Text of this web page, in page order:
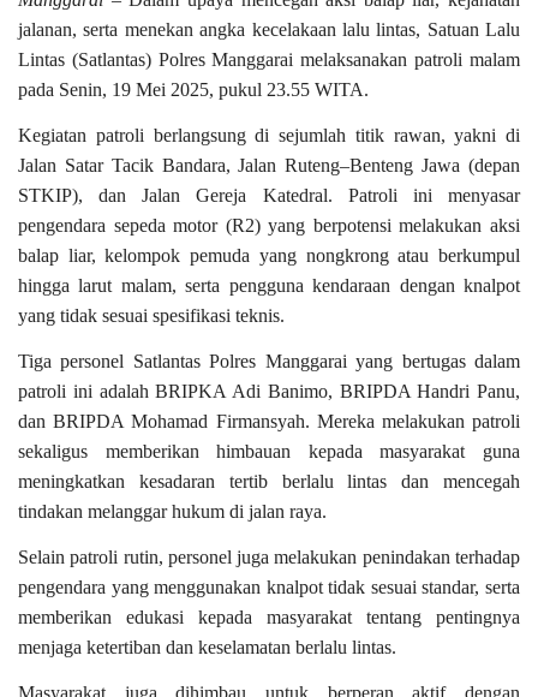
jalanan, serta menekan angka kecelakaan lalu lintas, Satuan Lalu
Lintas (Satlantas) Polres Manggarai melaksanakan patroli malam
pada Senin, 19 Mei 2025, pukul 23.55 WITA.
Kegiatan patroli berlangsung di sejumlah titik rawan, yakni di
Jalan Satar Tacik Bandara, Jalan Ruteng–Benteng Jawa (depan
STKIP), dan Jalan Gereja Katedral. Patroli ini menyasar
pengendara sepeda motor (R2) yang berpotensi melakukan aksi
balap liar, kelompok pemuda yang nongkrong atau berkumpul
hingga larut malam, serta pengguna kendaraan dengan knalpot
yang tidak sesuai spesifikasi teknis.
Tiga personel Satlantas Polres Manggarai yang bertugas dalam
patroli ini adalah BRIPKA Adi Banimo, BRIPDA Handri Panu,
dan BRIPDA Mohamad Firmansyah. Mereka melakukan patroli
sekaligus memberikan himbauan kepada masyarakat guna
meningkatkan kesadaran tertib berlalu lintas dan mencegah
tindakan melanggar hukum di jalan raya.
Selain patroli rutin, personel juga melakukan penindakan terhadap
pengendara yang menggunakan knalpot tidak sesuai standar, serta
memberikan edukasi kepada masyarakat tentang pentingnya
menjaga ketertiban dan keselamatan berlalu lintas.
Masyarakat juga dihimbau untuk berperan aktif dengan